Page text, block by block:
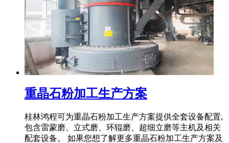
重晶石粉加工生产方案
桂林鸿程可为重晶石粉加工生产方案提供全套设备配置,
包含雷蒙磨、立式磨、环辊磨、超细立磨等主机及相关
配套设备。 如果您想了解更多重晶石粉加工生产方案及